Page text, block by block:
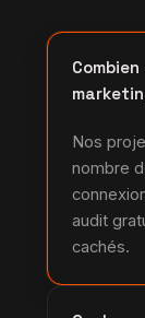
Nos
nombre
audit
cachés.